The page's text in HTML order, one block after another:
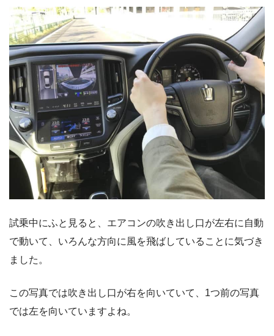
試乗中にふと見ると、エアコンの吹き出し口が左右に自動
で動いて、いろんな方向に風を飛ばしていることに気づき
ました。
この写真では吹き出し口が右を向いていて、1つ前の写真
では左を向いていますよね。